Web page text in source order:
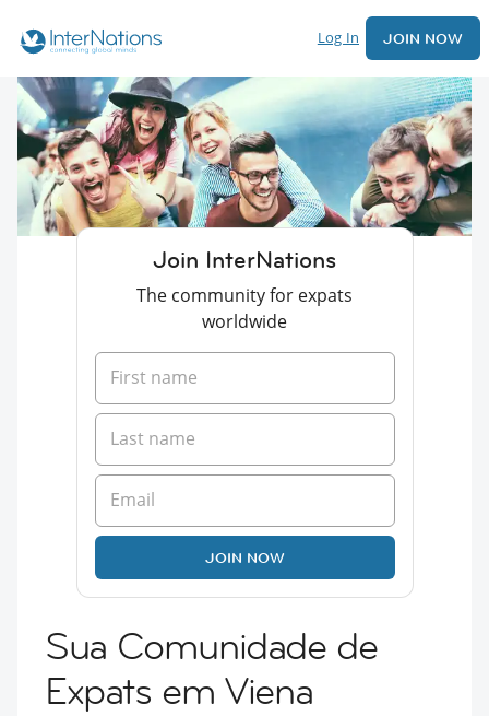
Log In JOIN NOW
Join InterNations
The community for expats
worldwide
JOIN NOW
Sua Comunidade de
Expats em Viena